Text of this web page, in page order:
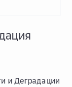
и Деградации